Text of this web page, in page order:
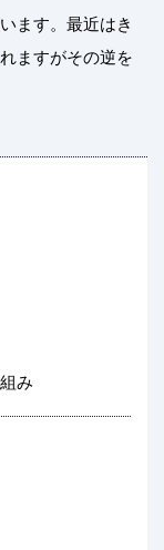
ます。最近はき
ますがその逆を
み